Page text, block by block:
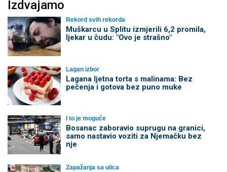
Izdvajamo
Rekord svih rekorda
Muškarcu u Splitu izmjerili 6,2 promila,
ljekar u čudu: "Ovo je strašno"
Lagan izbor
Lagana ljetna torta s malinama: Bez
pečenja i gotova bez puno muke
I to je moguće
Bosanac zaboravio suprugu na granici,
samo nastavio voziti za Njemačku bez
nje
Zapažanja sa ulica